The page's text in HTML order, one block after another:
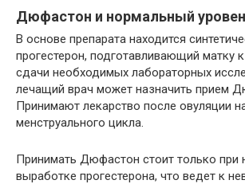
Дюфастон и нормальный
В основе препарата находится
прогестерон, подготавливающий матку
сдачи необходимых лабораторных
лечащий врач может назначить прием
Принимают лекарство после овуляции
менструального цикла.
Принимать Дюфастон стоит только при
выработке прогестерона, что ведет к